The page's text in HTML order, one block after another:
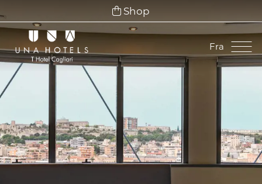
Fra
Ita
Deu
Esp
Shop